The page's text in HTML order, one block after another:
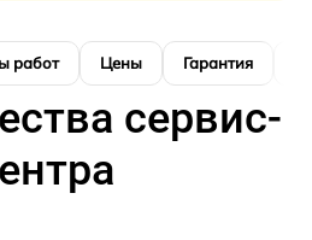
работ Цены Гарантия
сервис-